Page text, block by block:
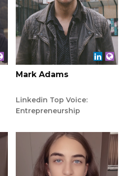
Mark Adams
Linkedin Top Voice:
Entrepreneurship